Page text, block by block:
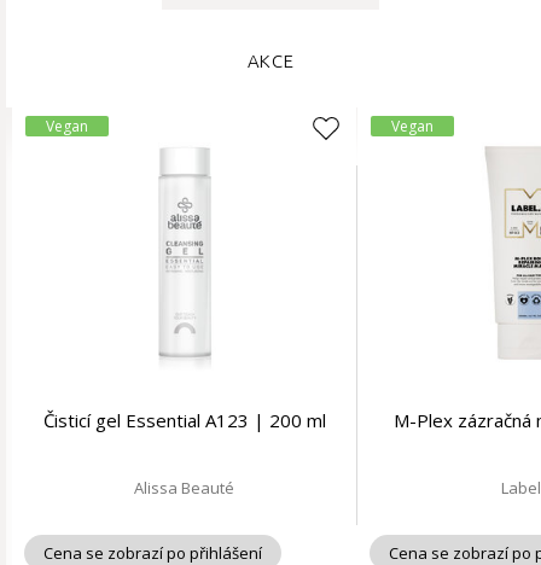
AKCE
Vegan
Čisticí gel Essential A123 | 200 ml
Alissa Beauté
Cena se zobrazí po přihlášení
Vegan
M-Plex
Cena se zobrazí po